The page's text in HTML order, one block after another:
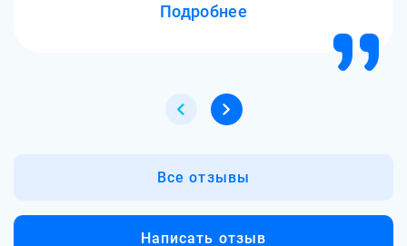
Подробнее
Все отзывы
Написать отзыв